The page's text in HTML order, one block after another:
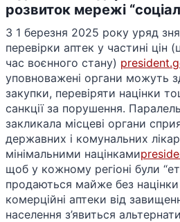
розвиток мережі
З 1 березня 2025 року уряд
перевірки аптек у частині цін
час воєнного стану) ​
уповноважені органи можуть
закупки, перевіряти націнки
санкції за порушення.
закликала місцеві органи
державних і комунальних
мінімальними націнками​
щоб у кожному регіоні були
продаються майже без
комерційні аптеки від
населення з’явиться